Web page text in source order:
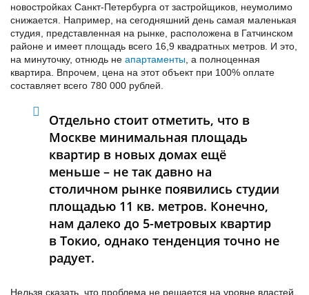
новостройках Санкт-Петербурга от застройщиков, неумолимо
снижается. Например, на сегодняшний день самая маленькая
студия, представленная на рынке, расположена в Гатчинском
районе и имеет площадь всего 16,9 квадратных метров. И это,
на минуточку, отнюдь не апартаменты , а полноценная
квартира. Впрочем, цена на этот объект при 100% оплате
составляет всего 780 000 рублей.
Отдельно стоит отметить, что в
Москве минимальная площадь
квартир в новых домах ещё
меньше – не так давно на
столичном рынке появились студии
площадью 11 кв. метров. Конечно,
нам далеко до 5-метровых квартир
в Токио, однако тенденция точно не
радует.
Нельзя сказать, что проблема не решается на уровне властей.